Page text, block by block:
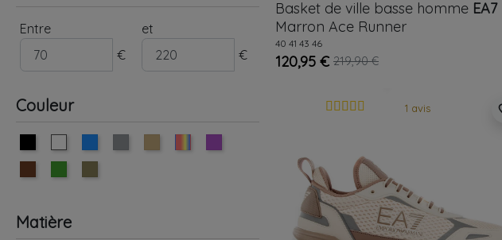
Entre
€
et
€
Couleur
Matière
Basket de ville basse homme EA7
Marron Ace Runner
40 41 43 46
120,95 € 219,90 €
1 avis